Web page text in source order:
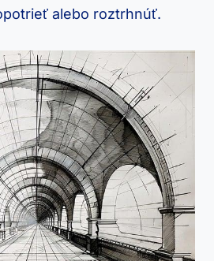
alebo roztrhnúť.